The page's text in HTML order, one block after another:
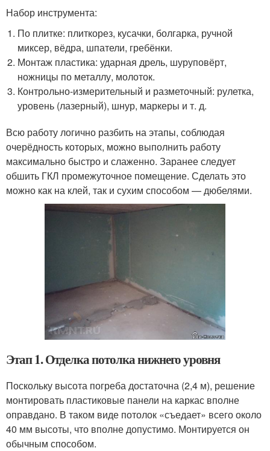
Набор инструмента:
По плитке: плиткорез, кусачки, болгарка, ручной
миксер, вёдра, шпатели, гребёнки.
Монтаж пластика: ударная дрель, шуруповёрт,
ножницы по металлу, молоток.
Контрольно-измерительный и разметочный: рулетка,
уровень (лазерный), шнур, маркеры и т. д.
Всю работу логично разбить на этапы, соблюдая
очерёдность которых, можно выполнить работу
максимально быстро и слаженно. Заранее следует
обшить ГКЛ промежуточное помещение. Сделать это
можно как на клей, так и сухим способом — дюбелями.
Этап 1. Отделка потолка нижнего уровня
Поскольку высота погреба достаточна (2,4 м), решение
монтировать пластиковые панели на каркас вполне
оправдано. В таком виде потолок «съедает» всего около
40 мм высоты, что вполне допустимо. Монтируется он
обычным способом.